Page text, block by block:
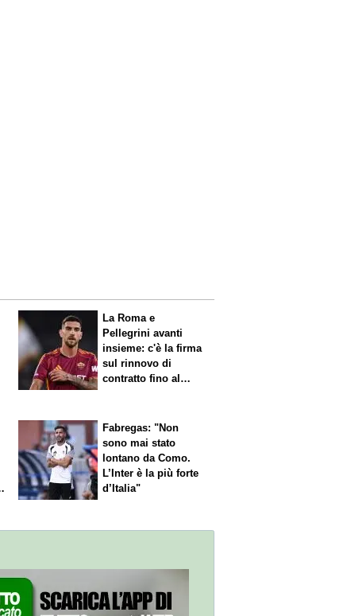
La Roma e
Pellegrini avanti
insieme: c'è la firma
sul rinnovo di
contratto fino al
Fabregas: "Non
sono mai stato
lontano da Como.
L’Inter è la più forte
d’Italia"